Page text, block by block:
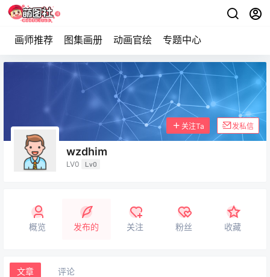
画师推荐 图集画册 动画官绘 专题中心
wzdhim
LV0 Lv0
关注Ta 发私信
概览 发布的 关注 粉丝 收藏
文章 评论